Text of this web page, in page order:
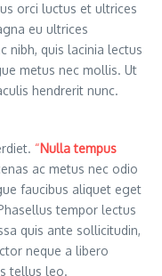
orci luctus et ultrices
eu ultrices
nibh, quis lacinia lectus
metus nec mollis. Ut
hendrerit nunc.
“Nulla tempus
ac metus nec odio
faucibus aliquet eget
tempor lectus
quis ante sollicitudin,
neque a libero
tellus leo.